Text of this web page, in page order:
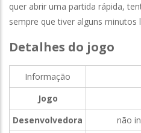
quer abrir uma partida rápida,
sempre que tiver alguns minutos
Detalhes do jogo
Informação
Jogo
Desenvolvedora
não